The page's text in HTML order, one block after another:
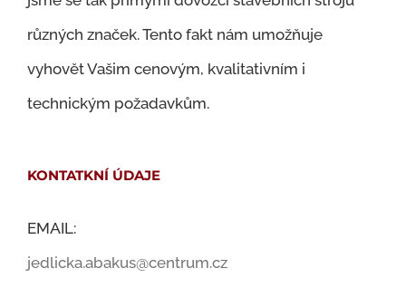
různých značek. Tento fakt nám umožňuje
vyhovět Vašim cenovým, kvalitativním i
technickým požadavkům.
KONTATKNÍ ÚDAJE
EMAIL:
jedlicka.abakus@centrum.cz